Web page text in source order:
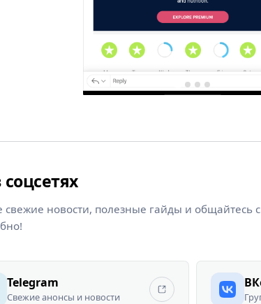
свежие новости, полезные гайды и
Telegram
Свежие анонсы и новости